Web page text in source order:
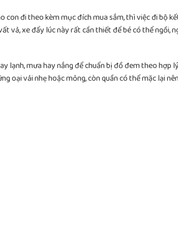
con đi theo kèm mục đích mua sắm, thì việc đi bộ
vả, xe đẩy lúc này rất cần thiết để bé có thể ngồi,
lạnh, mưa hay nắng để chuẩn bị đồ đem theo hợp
oại vải nhẹ hoặc mỏng, còn quần có thể mặc lại